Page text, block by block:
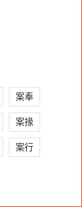
案奉
案掾
案行